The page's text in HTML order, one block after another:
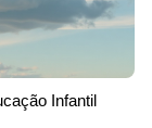
Infantil